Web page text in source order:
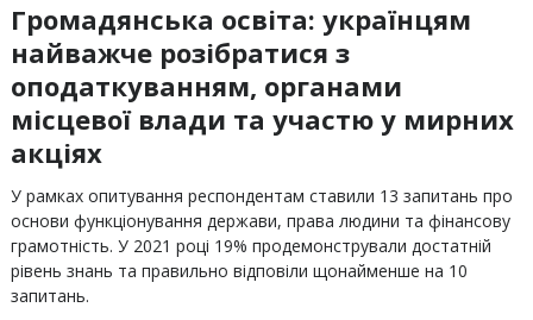
Громадянська освіта: українцям
найважче розібратися з
оподаткуванням, органами
місцевої влади та участю у мирних
акціях
У рамках опитування респондентам ставили 13 запитань про
основи функціонування держави, права людини та фінансову
грамотність. У 2021 році 19% продемонстрували достатній
рівень знань та правильно відповіли щонайменше на 10
запитань.